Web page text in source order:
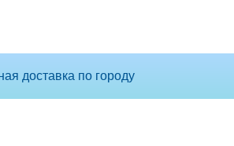
доставка по городу